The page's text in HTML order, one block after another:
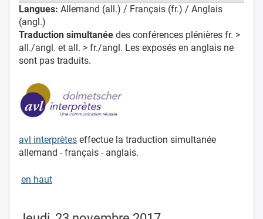
Langues: Allemand (all.) / Français (fr.) / Anglais
(angl.)
Traduction simultanée des conférences plénières fr. >
all./angl. et all. > fr./angl. Les exposés en anglais ne
sont pas traduits.
avl interprètes effectue la traduction simultanée
allemand - français - anglais.
en haut